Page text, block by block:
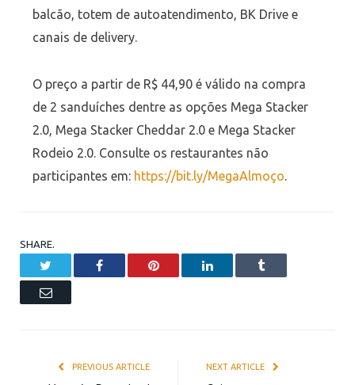
balcão, totem de autoatendimento, BK Drive e
canais de delivery.
O preço a partir de R$ 44,90 é válido na compra
de 2 sanduíches dentre as opções Mega Stacker
2.0, Mega Stacker Cheddar 2.0 e Mega Stacker
Rodeio 2.0. Consulte os restaurantes não
participantes em: https://bit.ly/MegaAlmoço.
SHARE.
Facebook Pinterest LinkedIn Tumblr
Email
PREVIOUS ARTICLE NEXT ARTICLE